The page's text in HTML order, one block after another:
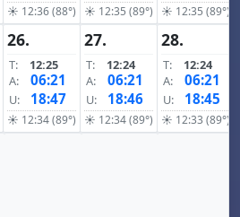
☀ 12:36 (88°) ☀ 12:35 (89°) ☀ 12:35 (89°)
26.
T:
12:25
A:
06:21
U: 18:47
☀ 12:34 (89°)
27.
T:
12:24
A:
06:21
U: 18:46
☀ 12:34 (89°)
28.
T:
12:24
A:
06:21
U: 18:45
☀ 12:33 (89°)